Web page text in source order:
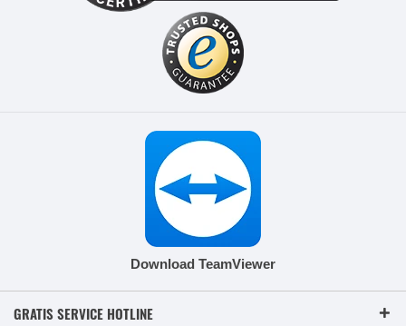
Download TeamViewer
GRATIS SERVICE HOTLINE